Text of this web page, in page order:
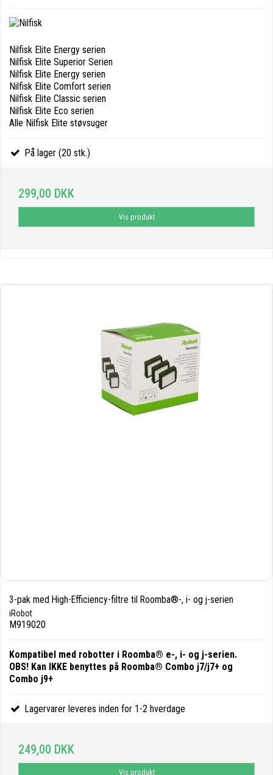
Nilfisk Elite Energy serien
Nilfisk Elite Superior Serien
Nilfisk Elite Energy serien
Nilfisk Elite Comfort serien
Nilfisk Elite Classic serien
Nilfisk Elite Eco serien
Alle Nilfisk Elite støvsuger
På lager (20 stk.)
299,00 DKK
Vis produkt
3-pak med High-Efficiency-filtre til Roomba®-, i- og j-serien
iRobot
M919020
Kompatibel med robotter i Roomba® e-, i- og j-serien.
OBS! Kan IKKE benyttes på Roomba® Combo j7/j7+ og
Combo j9+
Lagervarer leveres inden for 1-2 hverdage
249,00 DKK
Vis produkt